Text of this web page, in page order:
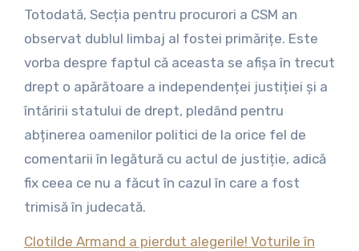
Totodată, Secția pentru procurori a CSM an
observat dublul limbaj al fostei primărițe. Este
vorba despre faptul că aceasta se afișa în trecut
drept o apărătoare a independenței justiției și a
întăririi statului de drept, pledând pentru
abținerea oamenilor politici de la orice fel de
comentarii în legătură cu actul de justiție, adică
fix ceea ce nu a făcut în cazul în care a fost
trimisă în judecată.
Clotilde Armand a pierdut alegerile! Voturile în